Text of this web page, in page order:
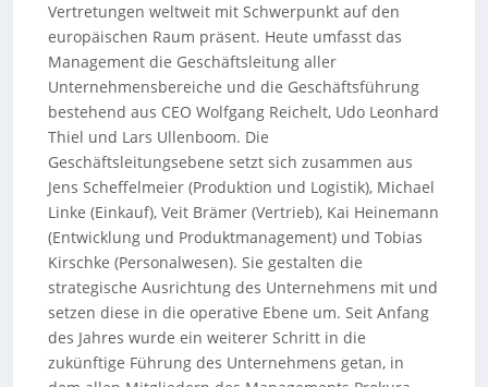
Vertretungen weltweit mit Schwerpunkt auf den
europäischen Raum präsent. Heute umfasst das
Management die Geschäftsleitung aller
Unternehmensbereiche und die Geschäftsführung
bestehend aus CEO Wolfgang Reichelt, Udo Leonhard
Thiel und Lars Ullenboom. Die
Geschäftsleitungsebene setzt sich zusammen aus
Jens Scheffelmeier (Produktion und Logistik), Michael
Linke (Einkauf), Veit Brämer (Vertrieb), Kai Heinemann
(Entwicklung und Produktmanagement) und Tobias
Kirschke (Personalwesen). Sie gestalten die
strategische Ausrichtung des Unternehmens mit und
setzen diese in die operative Ebene um. Seit Anfang
des Jahres wurde ein weiterer Schritt in die
zukünftige Führung des Unternehmens getan, in